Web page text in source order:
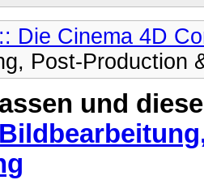
Die Cinema 4D
Post-Production
und